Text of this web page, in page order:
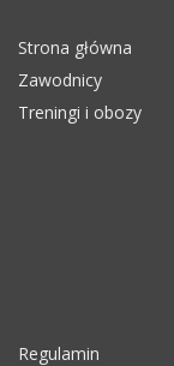
Strona główna
Zawodnicy
Treningi i obozy
Regulamin